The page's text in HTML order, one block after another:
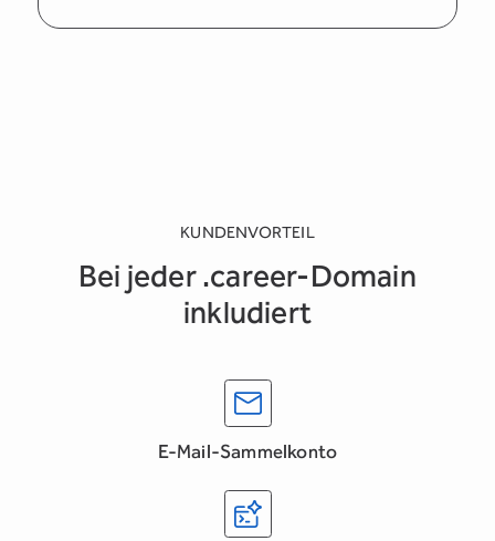
KUNDENVORTEIL
Bei jeder .career-Domain
inkludiert
E-Mail-Sammelkonto